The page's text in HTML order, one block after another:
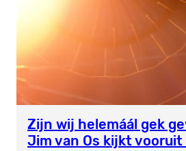
Zijn wij helemáál gek
Jim van Os kijkt vooruit